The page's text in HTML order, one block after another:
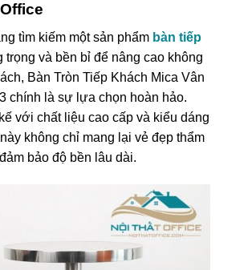
tìm kiếm một sản phẩm bàn tiếp
trọng và bền bỉ để nâng cao không
Bàn Tròn Tiếp Khách Mica Vân
chính là sự lựa chọn hoàn hảo.
với chất liệu cao cấp và kiểu dáng
không chỉ mang lại vẻ đẹp thẩm
bảo độ bền lâu dài.